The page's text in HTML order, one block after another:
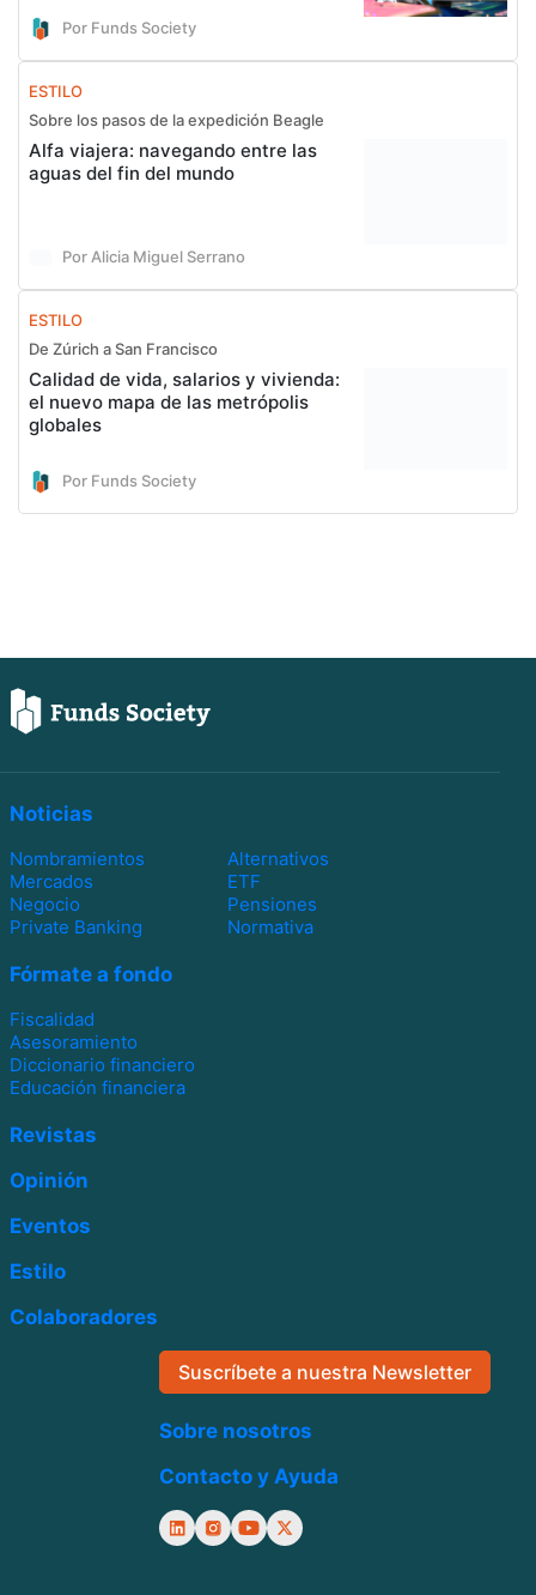
Por Funds Society
ESTILO
Sobre los pasos de la expedición Beagle
Alfa viajera: navegando entre las
aguas del fin del mundo
Por Alicia Miguel Serrano
ESTILO
De Zúrich a San Francisco
Calidad de vida, salarios y vivienda:
el nuevo mapa de las metrópolis
globales
Por Funds Society
Noticias
Nombramientos
Alternativos
Mercados
ETF
Negocio
Pensiones
Private Banking
Normativa
Fórmate a fondo
Fiscalidad
Asesoramiento
Diccionario financiero
Educación financiera
Revistas
Opinión
Eventos
Estilo
Colaboradores
Suscríbete a nuestra Newsletter
Sobre nosotros
Contacto y Ayuda